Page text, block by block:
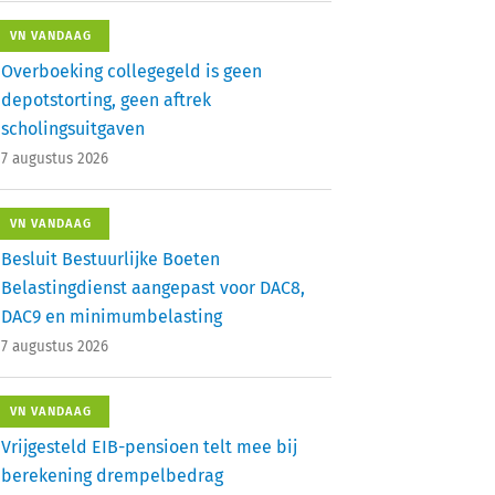
VN VANDAAG
Overboeking collegegeld is geen
depotstorting, geen aftrek
scholingsuitgaven
7 augustus 2026
VN VANDAAG
Besluit Bestuurlijke Boeten
Belastingdienst aangepast voor DAC8,
DAC9 en minimumbelasting
7 augustus 2026
VN VANDAAG
Vrijgesteld EIB-pensioen telt mee bij
berekening drempelbedrag